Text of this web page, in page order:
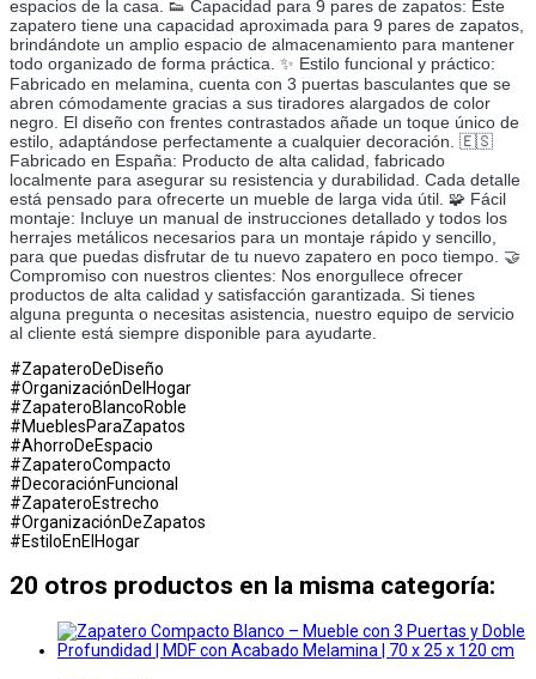
espacios de la casa. 👟 Capacidad para 9 pares de zapatos: Este
zapatero tiene una capacidad aproximada para 9 pares de zapatos,
brindándote un amplio espacio de almacenamiento para mantener
todo organizado de forma práctica. ✨ Estilo funcional y práctico:
Fabricado en melamina, cuenta con 3 puertas basculantes que se
abren cómodamente gracias a sus tiradores alargados de color
negro. El diseño con frentes contrastados añade un toque único de
estilo, adaptándose perfectamente a cualquier decoración. 🇪🇸
Fabricado en España: Producto de alta calidad, fabricado
localmente para asegurar su resistencia y durabilidad. Cada detalle
está pensado para ofrecerte un mueble de larga vida útil. 🧩 Fácil
montaje: Incluye un manual de instrucciones detallado y todos los
herrajes metálicos necesarios para un montaje rápido y sencillo,
para que puedas disfrutar de tu nuevo zapatero en poco tiempo. 🤝
Compromiso con nuestros clientes: Nos enorgullece ofrecer
productos de alta calidad y satisfacción garantizada. Si tienes
alguna pregunta o necesitas asistencia, nuestro equipo de servicio
al cliente está siempre disponible para ayudarte.
#ZapateroDeDiseño
#OrganizaciónDelHogar
#ZapateroBlancoRoble
#MueblesParaZapatos
#AhorroDeEspacio
#ZapateroCompacto
#DecoraciónFuncional
#ZapateroEstrecho
#OrganizaciónDeZapatos
#EstiloEnElHogar
20 otros productos en la misma categoría: